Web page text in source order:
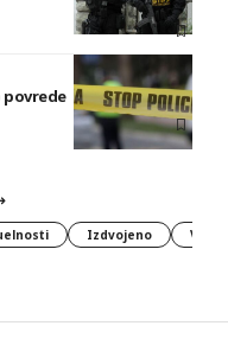
povrede
Izdvojeno